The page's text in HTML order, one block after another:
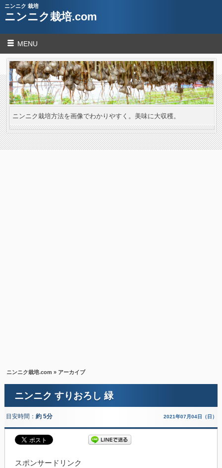
ニンニク 栽培
ニンニク栽培.com
MENU
ニンニク栽培方法を画像でわかりやすく。美味に大収穫。
ニンニク栽培.com » アーカイブ
ニンニク すりおろし 緑
目安時間： 約 5分 2021年07月04日（日）
スポンサードリンク